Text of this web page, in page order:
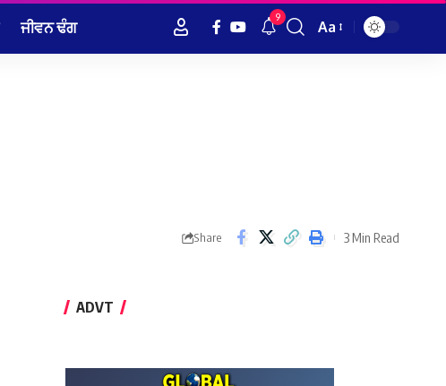
ਜੀਵਨ ਢੰਗ 9
Font
Aa
Share 3 Min Read
ADVT